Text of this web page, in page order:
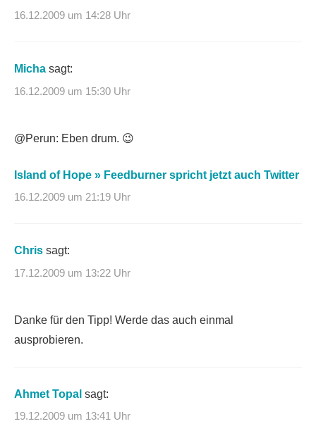
16.12.2009 um 14:28 Uhr
Micha sagt:
16.12.2009 um 15:30 Uhr
@Perun: Eben drum. 😉
Island of Hope » Feedburner spricht jetzt auch Twitter
16.12.2009 um 21:19 Uhr
Chris sagt:
17.12.2009 um 13:22 Uhr
Danke für den Tipp! Werde das auch einmal
ausprobieren.
Ahmet Topal sagt:
19.12.2009 um 13:41 Uhr